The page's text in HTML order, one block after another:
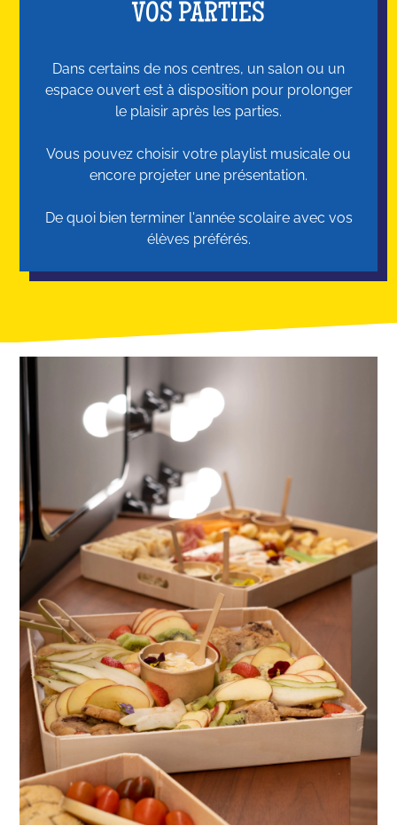
VOS PARTIES
Dans certains de nos centres, un salon ou un
espace ouvert est à disposition pour prolonger
le plaisir après les parties.
Vous pouvez choisir votre playlist musicale ou
encore projeter une présentation.
De quoi bien terminer l'année scolaire avec vos
élèves préférés.